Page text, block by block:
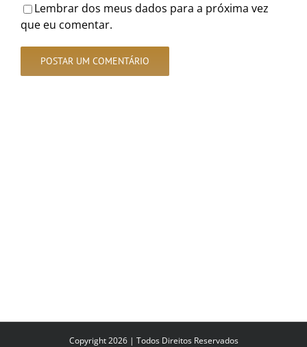
Lembrar dos meus dados para a próxima vez
que eu comentar.
Copyright 2026 | Todos Direitos Reservados